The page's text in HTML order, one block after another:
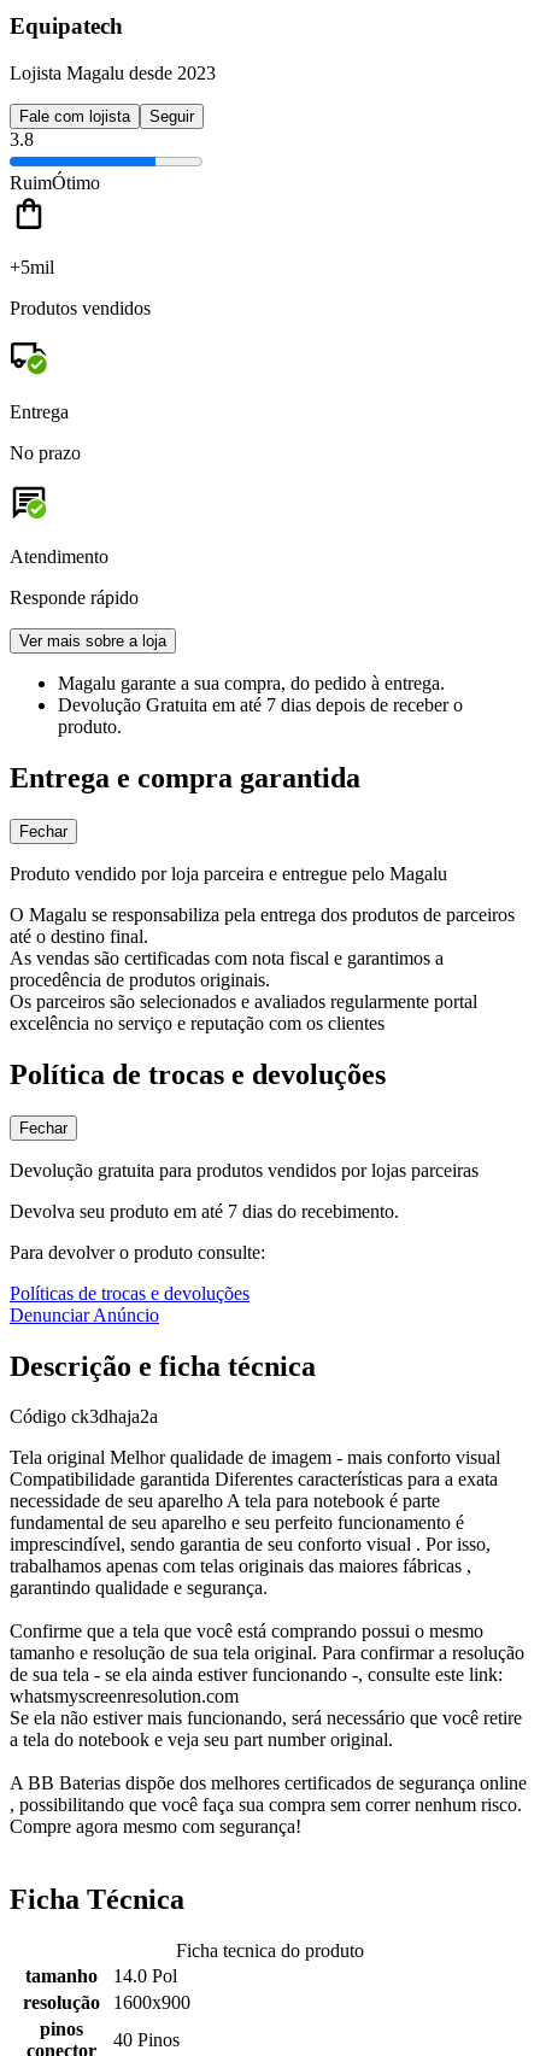
Equipatech
Lojista Magalu desde 2023
Fale com lojista Seguir
3.8
RuimÓtimo
+5mil
Produtos vendidos
Entrega
No prazo
Atendimento
Responde rápido
Ver mais sobre a loja
Magalu garante a sua compra, do pedido à entrega.
Devolução Gratuita em até 7 dias depois de receber o
produto.
Entrega e compra garantida
Fechar
Produto vendido por loja parceira e entregue pelo Magalu
O Magalu se responsabiliza pela entrega dos produtos de parceiros
até o destino final.
As vendas são certificadas com nota fiscal e garantimos a
procedência de produtos originais.
Os parceiros são selecionados e avaliados regularmente portal
excelência no serviço e reputação com os clientes
Política de trocas e devoluções
Fechar
Devolução gratuita para produtos vendidos por lojas parceiras
Devolva seu produto em até 7 dias do recebimento.
Para devolver o produto consulte:
Políticas de trocas e devoluções
Denunciar Anúncio
Descrição e ficha técnica
Código ck3dhaja2a
Tela original Melhor qualidade de imagem - mais conforto visual
Compatibilidade garantida Diferentes características para a exata
necessidade de seu aparelho A tela para notebook é parte
fundamental de seu aparelho e seu perfeito funcionamento é
imprescindível, sendo garantia de seu conforto visual . Por isso,
trabalhamos apenas com telas originais das maiores fábricas ,
garantindo qualidade e segurança.
Confirme que a tela que você está comprando possui o mesmo
tamanho e resolução de sua tela original. Para confirmar a resolução
de sua tela - se ela ainda estiver funcionando -, consulte este link:
whatsmyscreenresolution.com
Se ela não estiver mais funcionando, será necessário que você retire
a tela do notebook e veja seu part number original.
A BB Baterias dispõe dos melhores certificados de segurança online
, possibilitando que você faça sua compra sem correr nenhum risco.
Compre agora mesmo com segurança!
Ficha Técnica
Ficha tecnica do produto
tamanho
14.0 Pol
resolução
1600x900
pinos
conector
40 Pinos